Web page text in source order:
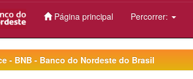
Página principal Percorrer:
- BNB - Banco do Nordeste do Brasil